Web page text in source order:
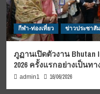
กีฬา-ท่องเที่ยว ข่าวประชาสั
ภูฏานเปิดตัวงาน Bhutan
2026 ครั้งแรกอย่างเป็นทา
admin1 16/06/2026